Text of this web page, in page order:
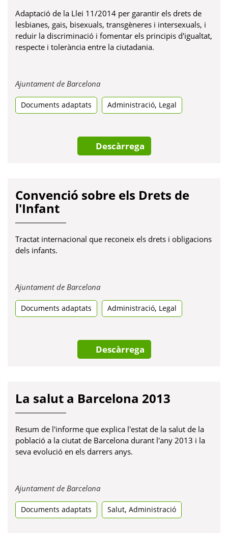
Adaptació de la Llei 11/2014 per garantir els drets de
lesbianes, gais, bisexuals, transgèneres i intersexuals, i
reduir la discriminació i fomentar els principis d'igualtat,
respecte i tolerància entre la ciutadania.
Ajuntament de BarcelonaObre
una
pestanya
Documents adaptats Administració, Legal
Descàrrega
Convenció sobre els Drets de
l'Infant
Tractat internacional que reconeix els drets i obligacions
dels infants.
Ajuntament de BarcelonaObre
una
pestanya
Documents adaptats Administració, Legal
Descàrrega
La salut a Barcelona 2013
Resum de l'informe que explica l'estat de la salut de la
població a la ciutat de Barcelona durant l'any 2013 i la
seva evolució en els darrers anys.
Ajuntament de BarcelonaObre
una
pestanya
Documents adaptats Salut, Administració